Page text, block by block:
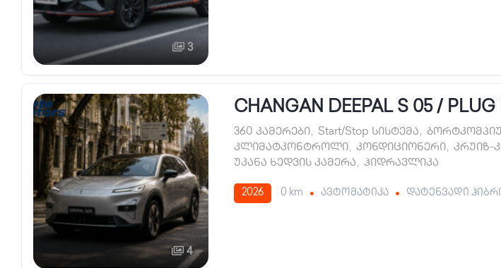
3
4
CHANGAN DEEPAL S 05 / PLUG
360 კამერები, Start/Stop სისტემა,
კლიმატკონტროლი, კონდიციონერი, კრუიზ-
უკანა ხედვის კამერა, ჰიდრავლიკა
2026 0 km ავტომატიკა დატენვადი